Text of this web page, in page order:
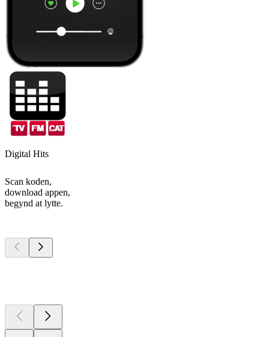
Digital Hits
Scan koden,
download appen,
begynd at lytte.